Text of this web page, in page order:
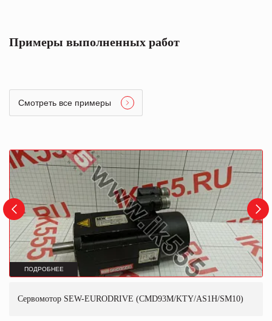
Примеры выполненных работ
Смотреть все примеры
ПОДРОБНЕЕ
Сервомотор SEW-EURODRIVE (CMD93M/KTY/AS1H/SM10)